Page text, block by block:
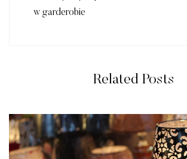
w garderobie
Related Posts